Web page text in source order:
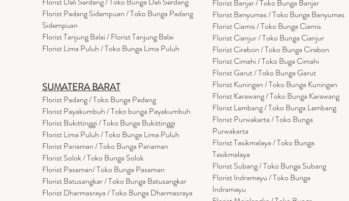
Florist Padang Sidempuan / Toko Bunga Padang
Sidempuan
Florist Tanjung Balai / Florist Tanjung Balai
Florist Lima Puluh / Toko Bunga Lima Puluh
SUMATERA BARAT
Florist Padang / Toko Bunga Padang
Florist Payakumbuh / Toko bunga Payakumbuh
Florist Bukittinggi / Toko Bunga Bukittinggi
Florist Lima Puluh / Toko Bunga Lima Puluh
Florist Pariaman / Toko Bunga Pariaman
Florist Solok / Toko Bunga Solok
Florist Pasaman/ Toko Bunga Pasaman
Florist Batusangkar / Toko Bunga Batusangkar
Florist Dharmasraya / Toko Bunga Dharmasraya
Florist Banjar / Toko Bunga Banjar
Florist Banyumas / Toko Bunga Banyumas
Florist Ciamis / Toko Bunga Ciamis
Florist Cianjur / Toko Bunga Cianjur
Florist Cirebon / Toko Bunga Cirebon
Florist Cimahi / Toko Buga Cimahi
Florist Garut / Toko Bunga Garut
Florist Kuningan / Toko Bunga Kuningan
Florist Karawang / Toko Bunga Karawang
Florist Lembang / Toko Bunga Lembang
Florist Purwakarta / Toko Bunga
Purwakarta
Florist Tasikmalaya / Toko Bunga
Tasikmalaya
Florist Subang / Toko Bunga Subang
Florist Indramayu / Toko Bunga
Indramayu